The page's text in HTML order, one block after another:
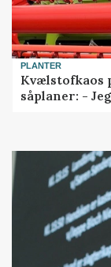
PLANTER
Kvælstofkaos
såplaner: -